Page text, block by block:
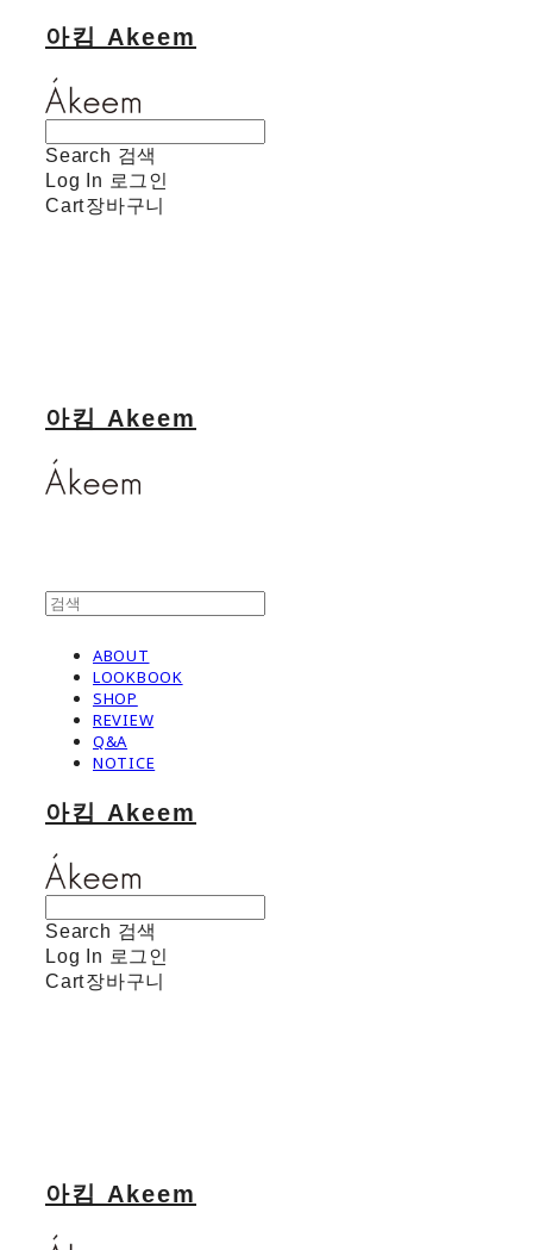
아킴 Akeem
Search 검색
Log In 로그인
Cart장바구니
아킴 Akeem
ABOUT
LOOKBOOK
SHOP
REVIEW
Q&A
NOTICE
아킴 Akeem
Search 검색
Log In 로그인
Cart장바구니
아킴 Akeem